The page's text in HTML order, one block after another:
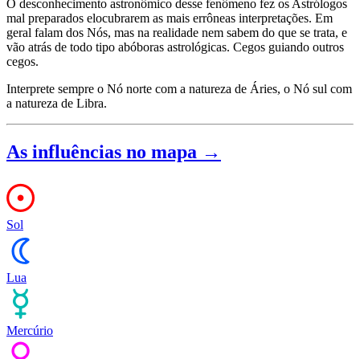
O desconhecimento astronômico desse fenômeno fez os Astrólogos
mal preparados elocubrarem as mais errôneas interpretações. Em
geral falam dos Nós, mas na realidade nem sabem do que se trata, e
vão atrás de todo tipo abóboras astrológicas. Cegos guiando outros
cegos.
Interprete sempre o Nó norte com a natureza de Áries, o Nó sul com
a natureza de Libra.
As influências no mapa →
Sol
Lua
Mercúrio